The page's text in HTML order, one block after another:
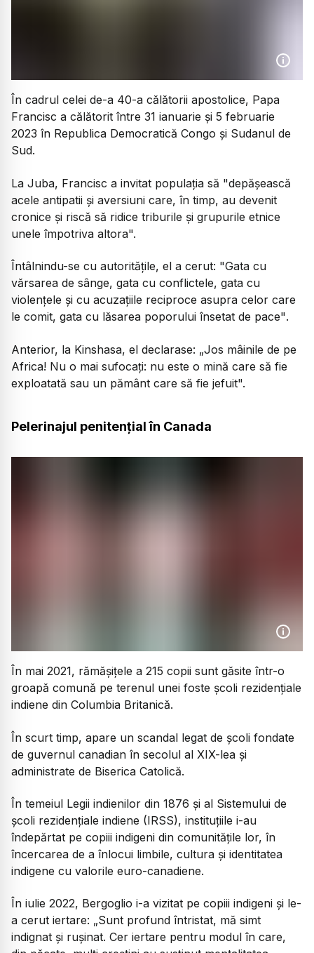
În cadrul celei de-a 40-a călătorii apostolice, Papa
Francisc a călătorit între 31 ianuarie și 5 februarie
2023 în Republica Democratică Congo și Sudanul de
Sud.
La Juba, Francisc a invitat populația să "depășească
acele antipatii și aversiuni care, în timp, au devenit
cronice și riscă să ridice triburile și grupurile etnice
unele împotriva altora".
Întâlnindu-se cu autoritățile, el a cerut: "Gata cu
vărsarea de sânge, gata cu conflictele, gata cu
violențele și cu acuzațiile reciproce asupra celor care
le comit, gata cu lăsarea poporului însetat de pace".
Anterior, la Kinshasa, el declarase: „Jos mâinile de pe
Africa! Nu o mai sufocați: nu este o mină care să fie
exploatată sau un pământ care să fie jefuit".
Pelerinajul penitențial în Canada
În mai 2021, rămășițele a 215 copii sunt găsite într-o
groapă comună pe terenul unei foste școli rezidențiale
indiene din Columbia Britanică.
În scurt timp, apare un scandal legat de școli fondate
de guvernul canadian în secolul al XIX-lea și
administrate de Biserica Catolică.
În temeiul Legii indienilor din 1876 și al Sistemului de
școli rezidențiale indiene (IRSS), instituțiile i-au
îndepărtat pe copiii indigeni din comunitățile lor, în
încercarea de a înlocui limbile, cultura și identitatea
indigene cu valorile euro-canadiene.
În iulie 2022, Bergoglio i-a vizitat pe copiii indigeni și le-
a cerut iertare: „Sunt profund întristat, mă simt
indignat și rușinat. Cer iertare pentru modul în care,